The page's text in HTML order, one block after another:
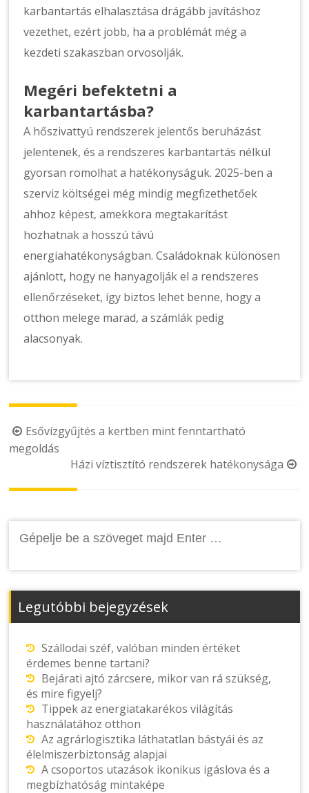
karbantartás elhalasztása drágább javításhoz
vezethet, ezért jobb, ha a problémát még a
kezdeti szakaszban orvosolják.
Megéri befektetni a
karbantartásba?
A hőszivattyú rendszerek jelentős beruházást
jelentenek, és a rendszeres karbantartás nélkül
gyorsan romolhat a hatékonyságuk. 2025-ben a
szerviz költségei még mindig megfizethetőek
ahhoz képest, amekkora megtakarítást
hozhatnak a hosszú távú
energiahatékonyságban. Családoknak különösen
ajánlott, hogy ne hanyagolják el a rendszeres
ellenőrzéseket, így biztos lehet benne, hogy a
otthon melege marad, a számlák pedig
alacsonyak.
Post
navigation
Esővízgyűjtés a kertben mint fenntartható
megoldás
Házi víztisztító rendszerek hatékonysága
Legutóbbi bejegyzések
Szállodai széf, valóban minden értéket
érdemes benne tartani?
Bejárati ajtó zárcsere, mikor van rá szükség,
és mire figyelj?
Tippek az energiatakarékos világítás
használatához otthon
Az agrárlogisztika láthatatlan bástyái és az
élelmiszerbiztonság alapjai
A csoportos utazások ikonikus igáslova és a
megbízhatóság mintaképe